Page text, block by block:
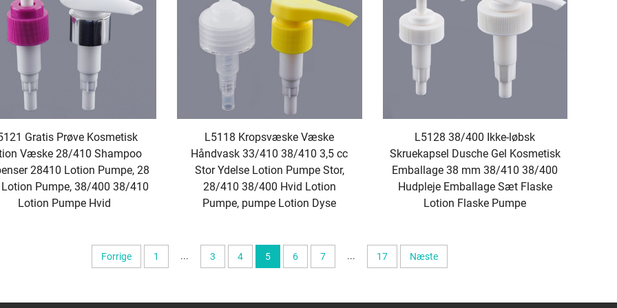
hvilket gør det lettere at demontere og genbruge dem i senere stadier og reducerer
følger vi strengt miljøledelsessystemet ISO 14001, optimerer produktionsprocessen for at reducere
og sikrer, at hver pumpe & sprøjte & låg lever op til de vigtigste globale miljøstandarder. Samtidig er
såsom SGS og Intertek og er fuldt i overensstemmelse med krav som EU's REACH-forordning og USA's
bisphenol A (BPA) og phtalater. Dette giver kunderne mulighed for ikke kun at opfylde funktionelle behov, når
miljøansvar og formidle brandets ansvarlighed over for samfundet.
og lågprodukter
med højpræcisions sprøjtestøbningsteknologi, som er grundstenen for at sikre stabil produktkvalitet. Vi
med en positioneringsnøjagtighed på ±0,01 mm, som kan nøjagtigt reproducere den komplekse struktur i
inde i pumpen, dysekanalen i sprøjten eller tætningsfuret i låget. Denne præcision sikrer, at hver enkelt
tæt passform mellem komponenterne og intet fejl som f.eks. splinter eller krumning. For eksempel er
forbedrer ikke kun den samlede ydeevne af pumper, sprøjter og låg, men skaber også et solidt
Gratis Prøve Kosmetisk
Væske 28/410 Shampoo
28410 Lotion Pumpe, 28
Pumpe, 38/400 38/410
Lotion Pumpe Hvid
L5118 Kropsvæske Væske
Håndvask 33/410 38/410 3,5 cc
Stor Ydelse Lotion Pumpe Stor,
28/410 38/400 Hvid Lotion
Pumpe, pumpe Lotion Dyse
L5128 38/400 Ikke-løbsk
Skruekapsel Dusche Gel Kosmetisk
Emballage 38 mm 38/410 38/400
Hudpleje Emballage Sæt Flaske
Lotion Flaske Pumpe
Forrige 1 ... 3 4 5 6 7 ... 17 Næste